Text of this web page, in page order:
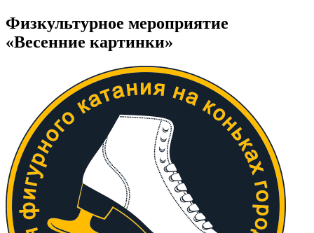
Физкультурное мероприятие
«Весенние картинки»